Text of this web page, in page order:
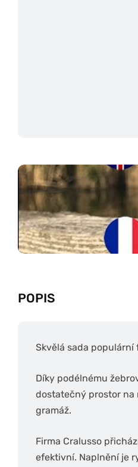
POPIS
Skvělá sada
Díky podélnému
dostatečný prostor na
gramáž.
Firma Cralusso
efektivní. Naplnění je